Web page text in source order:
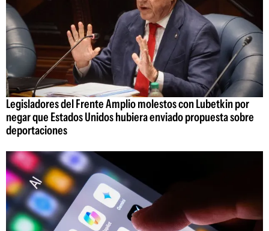
Legisladores del Frente Amplio molestos con Lubetkin por
negar que Estados Unidos hubiera enviado propuesta sobre
deportaciones